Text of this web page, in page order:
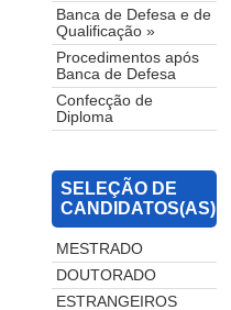
Banca de Defesa e de
Qualificação »
Procedimentos após
Banca de Defesa
Confecção de
Diploma
SELEÇÃO DE
CANDIDATOS(AS)
MESTRADO
DOUTORADO
ESTRANGEIROS